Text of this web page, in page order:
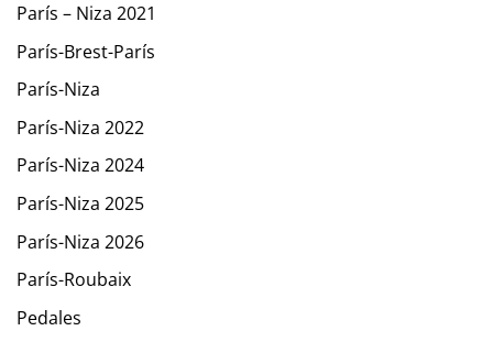
París – Niza 2021
París-Brest-París
París-Niza
París-Niza 2022
París-Niza 2024
París-Niza 2025
París-Niza 2026
París-Roubaix
Pedales